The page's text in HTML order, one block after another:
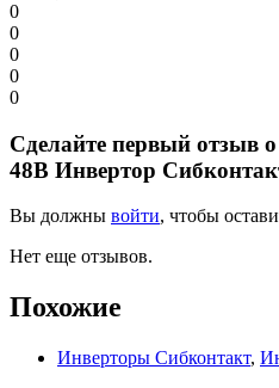
0
0
0
0
0
Сделайте первый отзыв
48В Инвертор
Вы должны войти, чтобы
Нет еще отзывов.
Похожие
Инверторы Сибконтакт,